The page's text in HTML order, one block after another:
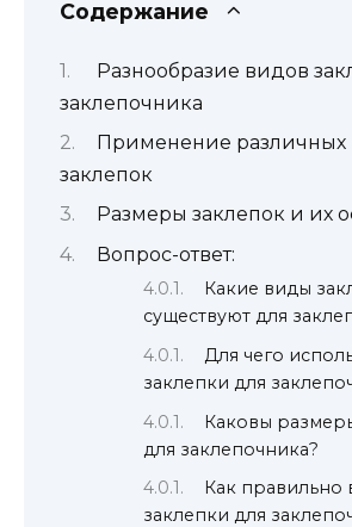
Содержание
Разнообразие видов
заклепочника
Применение различных
заклепок
Размеры заклепок и их
Вопрос-ответ:
Какие виды
существуют для
Для чего
заклепки для
Каковы
для заклепочника?
Как правильно
заклепки для